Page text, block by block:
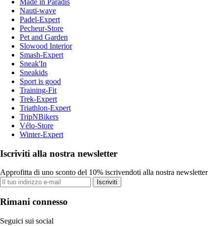
Nauti-wave
Padel-Expert
Pecheur-Store
Pet and Garden
Slowood Interior
Smash-Expert
Sneak'In
Sneakids
Sport is good
Training-Fit
Trek-Expert
Triathlon-Expert
TripNBikers
Vélo-Store
Winter-Expert
Iscriviti alla nostra newsletter
Approfitta di uno sconto del 10% iscrivendoti alla nostra newsletter
Iscriviti
Rimani connesso
Seguici sui social